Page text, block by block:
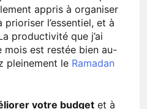
appris à organiser
l’essentiel, et à
productivité que j’ai
est restée bien au-
pleinement le Ramadan
votre budget et à